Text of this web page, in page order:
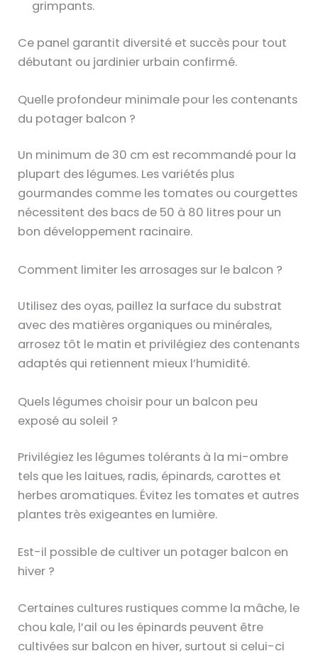
grimpants.
Ce panel garantit diversité et succès pour tout
débutant ou jardinier urbain confirmé.
Quelle profondeur minimale pour les contenants
du potager balcon ?
Un minimum de 30 cm est recommandé pour la
plupart des légumes. Les variétés plus
gourmandes comme les tomates ou courgettes
nécessitent des bacs de 50 à 80 litres pour un
bon développement racinaire.
Comment limiter les arrosages sur le balcon ?
Utilisez des oyas, paillez la surface du substrat
avec des matières organiques ou minérales,
arrosez tôt le matin et privilégiez des contenants
adaptés qui retiennent mieux l’humidité.
Quels légumes choisir pour un balcon peu
exposé au soleil ?
Privilégiez les légumes tolérants à la mi-ombre
tels que les laitues, radis, épinards, carottes et
herbes aromatiques. Évitez les tomates et autres
plantes très exigeantes en lumière.
Est-il possible de cultiver un potager balcon en
hiver ?
Certaines cultures rustiques comme la mâche, le
chou kale, l’ail ou les épinards peuvent être
cultivées sur balcon en hiver, surtout si celui-ci